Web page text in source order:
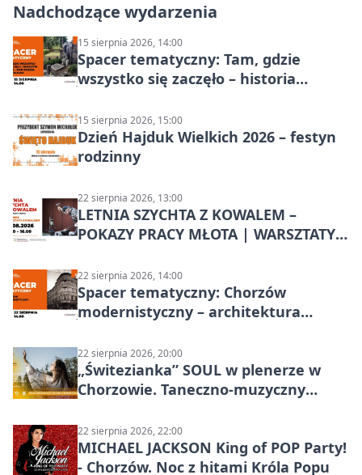
Nadchodzące wydarzenia
15 sierpnia 2026, 14:00
Spacer tematyczny: Tam, gdzie
wszystko się zaczęło – historia
15 sierpnia 2026, 15:00
Dzień Hajduk Wielkich 2026 – festyn
rodzinny
22 sierpnia 2026, 13:00
LETNIA SZYCHTA Z KOWALEM –
POKAZY PRACY MŁOTA | WARSZTATY
22 sierpnia 2026, 14:00
Spacer tematyczny: Chorzów
modernistyczny – architektura
22 sierpnia 2026, 20:00
„Świtezianka” SOUL w plenerze w
Chorzowie. Taneczno-muzyczny
22 sierpnia 2026, 22:00
MICHAEL JACKSON King of POP Party!
- Chorzów. Noc z hitami Króla Popu